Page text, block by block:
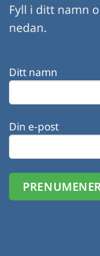
Fyll i ditt namn
nedan.
Ditt namn
Din e-post